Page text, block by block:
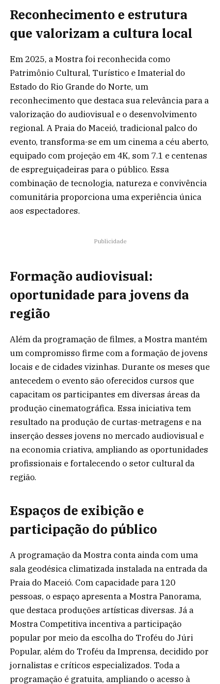
Reconhecimento e estrutura
que valorizam a cultura local
Em 2025, a Mostra foi reconhecida como
Patrimônio Cultural, Turístico e Imaterial do
Estado do Rio Grande do Norte, um
reconhecimento que destaca sua relevância para a
valorização do audiovisual e o desenvolvimento
regional. A Praia do Maceió, tradicional palco do
evento, transforma-se em um cinema a céu aberto,
equipado com projeção em 4K, som 7.1 e centenas
de espreguiçadeiras para o público. Essa
combinação de tecnologia, natureza e convivência
comunitária proporciona uma experiência única
aos espectadores.
Publicidade
Formação audiovisual:
oportunidade para jovens da
região
Além da programação de filmes, a Mostra mantém
um compromisso firme com a formação de jovens
locais e de cidades vizinhas. Durante os meses que
antecedem o evento são oferecidos cursos que
capacitam os participantes em diversas áreas da
produção cinematográfica. Essa iniciativa tem
resultado na produção de curtas-metragens e na
inserção desses jovens no mercado audiovisual e
na economia criativa, ampliando as oportunidades
profissionais e fortalecendo o setor cultural da
região.
Espaços de exibição e
participação do público
A programação da Mostra conta ainda com uma
sala geodésica climatizada instalada na entrada da
Praia do Maceió. Com capacidade para 120
pessoas, o espaço apresenta a Mostra Panorama,
que destaca produções artísticas diversas. Já a
Mostra Competitiva incentiva a participação
popular por meio da escolha do Troféu do Júri
Popular, além do Troféu da Imprensa, decidido por
jornalistas e críticos especializados. Toda a
programação é gratuita, ampliando o acesso à